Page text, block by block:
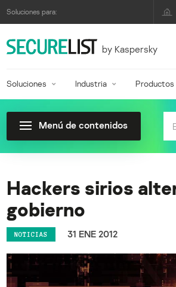
Soluciones para:
by Kaspersky
Soluciones Industria Productos
Menú de contenidos
Hackers sirios
gobierno
NOTICIAS 31 ENE 2012